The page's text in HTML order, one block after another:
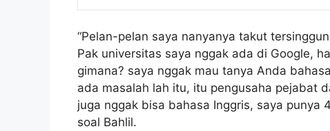
“Pelan-pelan saya nanyanya takut
Pak universitas saya nggak ada di Google,
gimana? saya nggak mau tanya Anda
ada masalah lah itu, itu pengusaha pejabat
juga nggak bisa bahasa Inggris, saya punya
soal Bahlil.